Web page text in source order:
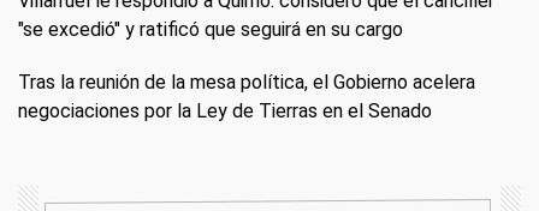
"se excedió" y ratificó que seguirá en su cargo
Tras la reunión de la mesa política, el Gobierno acelera
negociaciones por la Ley de Tierras en el Senado